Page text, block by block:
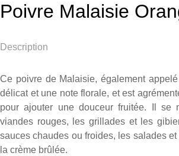
Poivre Malaisie
Description
Ce poivre de Malaisie, également
délicat et une note florale, et est
pour ajouter une douceur fruitée. Il se
viandes rouges, les grillades et les
sauces chaudes ou froides, les salades
la crème brûlée.